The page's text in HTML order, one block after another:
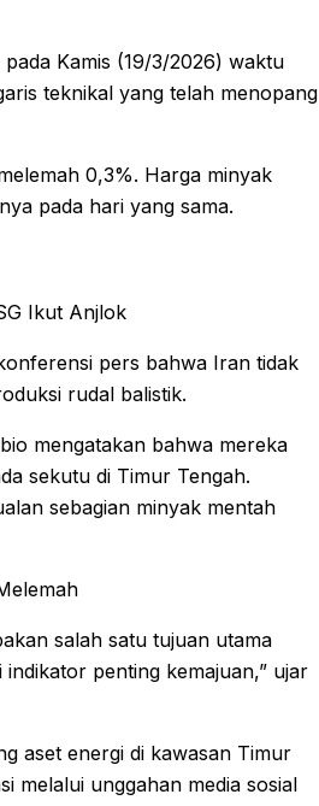
Kamis (19/3/2026) waktu
teknikal yang telah menopang
0,3%. Harga minyak
pada hari yang sama.
Ikut Anjlok
pers bahwa Iran tidak
rudal balistik.
mengatakan bahwa mereka
sekutu di Timur Tengah.
sebagian minyak mentah
salah satu tujuan utama
penting kemajuan,” ujar
aset energi di kawasan Timur
melalui unggahan media sosial